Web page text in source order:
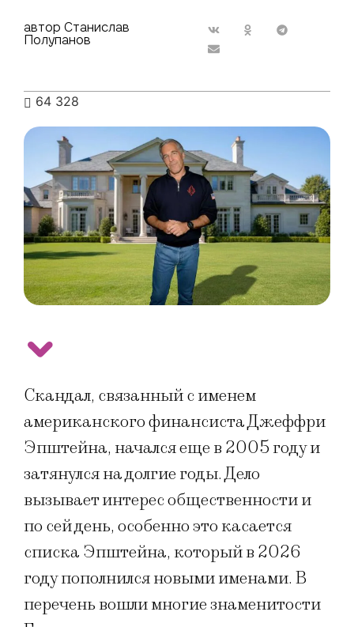
автор Станислав
Полупанов
64 328
Скандал, связанный с именем
американского финансиста Джеффри
Эпштейна, начался еще в 2005 году и
затянулся на долгие годы. Дело
вызывает интерес общественности и
по сей день, особенно это касается
списка Эпштейна, который в 2026
году пополнился новыми именами. В
перечень вошли многие знаменитости